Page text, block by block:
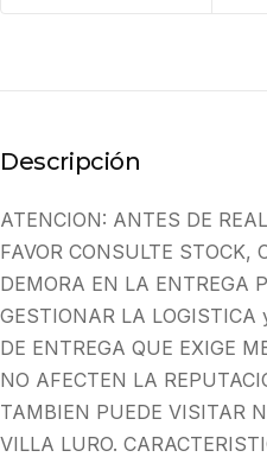
Descripción
ATENCION: ANTES DE
FAVOR CONSULTE STOCK,
DEMORA EN LA ENTREGA
GESTIONAR LA LOGISTICA
DE ENTREGA QUE EXIGE
NO AFECTEN LA
TAMBIEN PUEDE VISITAR
VILLA LURO.